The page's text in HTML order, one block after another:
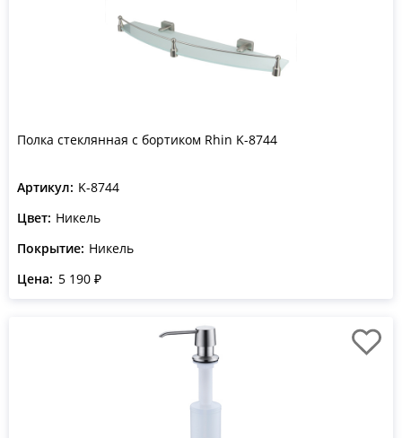
Полка стеклянная с бортиком Rhin K-8744
Артикул: K-8744
Цвет: Никель
Покрытие: Никель
Цена: 5 190 ₽